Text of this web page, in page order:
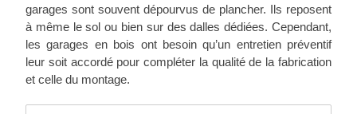
garages sont souvent dépourvus de plancher. Ils reposent
à même le sol ou bien sur des dalles dédiées. Cependant,
les garages en bois ont besoin qu’un entretien préventif
leur soit accordé pour compléter la qualité de la fabrication
et celle du montage.